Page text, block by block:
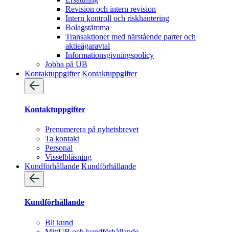
Revision och intern revision
Intern kontroll och riskhantering
Bolagstämma
Transaktioner med närstående parter och
aktieägaravtal
Informationsgivningspolicy
Jobba på UB
Kontaktuppgifter Kontaktuppgifter
Kontaktuppgifter
Prenumerera på nyhetsbrevet
Ta kontakt
Personal
Visselblåsning
Kundförhållande Kundförhållande
Kundförhållande
Bli kund